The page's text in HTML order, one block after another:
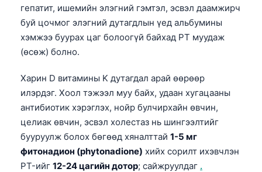
гепатит, ишемийн элэгний гэмтэл, эсвэл даамжирч
буй цочмог элэгний дутагдлын үед альбумины
хэмжээ буурах цаг болоогүй байхад PT муудаж
(өсөж) болно.
Харин D витамины K дутагдал арай өөрөөр
илэрдэг. Хоол тэжээл муу байх, удаан хугацааны
антибиотик хэрэглэх, нойр булчирхайн өвчин,
целиак өвчин, эсвэл холестаз нь шингээлтийг
бууруулж болох бөгөөд хяналттай 1-5 мг
фитонадион (phytonadione) хийх сорилт ихэвчлэн
PT-ийг 12-24 цагийн дотор; сайжруулдаг .
Български
Dansk
Nederlands
Bahasa Indonesia
Íslenska
Српски језик
Svenska